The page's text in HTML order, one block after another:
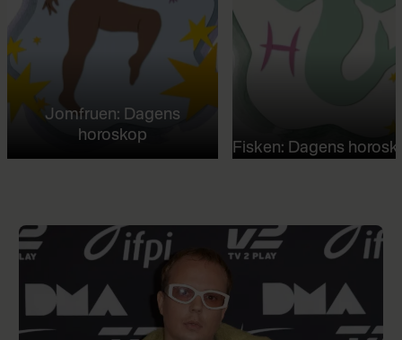
Jomfruen: Dagens
horoskop
Fisken: Dagens